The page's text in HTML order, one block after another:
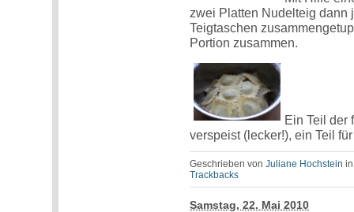
zwei Platten Nudelteig
Teigtaschen
Portion zusammen.
Ein Teil der
verspeist (lecker!), ein Teil
Geschrieben vonJuliane Hochstein
Trackbacks
Samstag, 22. Mai 2010